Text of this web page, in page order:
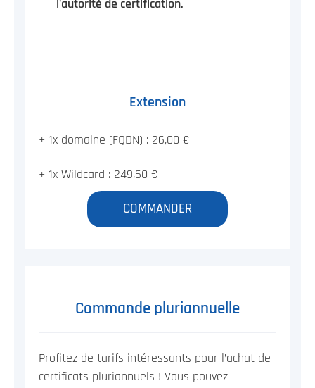
l'autorité de certification.
Extension
+ 1x domaine (FQDN) : 26,00 €
+ 1x Wildcard : 249,60 €
COMMANDER
Commande pluriannuelle
Profitez de tarifs intéressants pour l’achat de
certificats pluriannuels ! Vous pouvez